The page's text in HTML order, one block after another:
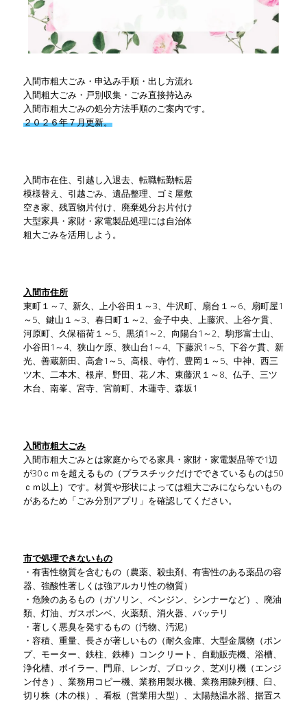
入間市粗大ごみ・申込み手順・出し方流れ
入間粗大ごみ・戸別収集・ごみ直接持込み
入間市粗大ごみの処分方法手順のご案内です。
２０２６年７月更新。
入間市在住、引越し入退去、転職転勤転居
模様替え、引越ごみ、遺品整理、ゴミ屋敷
空き家、残置物片付け、廃棄処分お片付け
大型家具・家財・家電製品処理には自治体
粗大ごみを活用しよう。
入間市住所
東町１～7、新久、上小谷田１～3、牛沢町、扇台１～6、扇町屋1
～5、鍵山１～3、春日町１～2、金子中央、上藤沢、上谷ケ貫、
河原町、久保稲荷１～5、黒須1～2、向陽台1～2、駒形富士山、
小谷田1～4、狭山ケ原、狭山台1～4、下藤沢1～5、下谷ケ貫、新
光、善蔵新田、高倉1～5、高根、寺竹、豊岡１～5、中神、西三
ツ木、二本木、根岸、野田、花ノ木、東藤沢１～8、仏子、三ツ
木台、南峯、宮寺、宮前町、木蓮寺、森坂1
入間市粗大ごみ
入間市粗大ごみとは家庭からでる家具・家財・家電製品等で1辺
が30ｃｍを超えるもの（プラスチックだけでできているものは50
ｃｍ以上）です。材質や形状によっては粗大ごみにならないもの
があるため「ごみ分別アプリ」を確認してください。
市で処理できないもの
・有害性物質を含むもの（農薬、殺虫剤、有害性のある薬品の容
器、強酸性著しくは強アルカリ性の物質）
・危険のあるもの（ガソリン、ベンジン、シンナーなど）、廃油
類、灯油、ガスボンベ、火薬類、消火器、バッテリ
・著しく悪臭を発するもの（汚物、汚泥）
・容積、重量、長さが著しいもの（耐久金庫、大型金属物（ポン
プ、モーター、鉄柱、鉄棒）コンクリート、自動販売機、浴槽、
浄化槽、ボイラー、門扉、レンガ、ブロック、芝刈り機（エンジ
ン付き）、業務用コピー機、業務用製氷機、業務用陳列棚、臼、
切り株（木の根）、看板（営業用大型）、太陽熱温水器、据置ス